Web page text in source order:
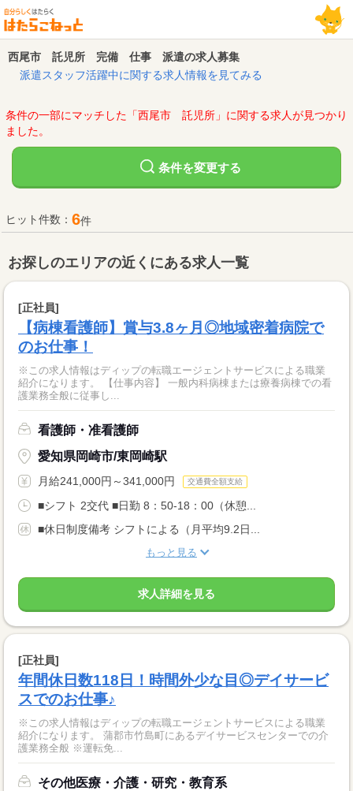
西尾市 託児所 完備 仕事 派遣の求人募集
派遣スタッフ活躍中に関する求人情報を見てみる
条件の一部にマッチした「西尾市 託児所」に関する求人が見つかり
ました。
条件を変更する
ヒット件数： 6件
お探しのエリアの近くにある求人一覧
[正社員]
【病棟看護師】賞与3.8ヶ月◎地域密着病院で
のお仕事！
※この求人情報はディップの転職エージェントサービスによる職業
紹介になります。 【仕事内容】 一般内科病棟または療養病棟での看
護業務全般に従事し...
看護師・准看護師
愛知県岡崎市/東岡崎駅
月給241,000円～341,000円 交通費全額支給
■シフト 2交代 ■日勤 8：50-18：00（休憩...
■休日制度備考 シフトによる（月平均9.2日...
もっと見る
求人詳細を見る
[正社員]
年間休日数118日！時間外少な目◎デイサービ
スでのお仕事♪
※この求人情報はディップの転職エージェントサービスによる職業
紹介になります。 蒲郡市竹島町にあるデイサービスセンターでの介
護業務全般 ※運転免...
その他医療・介護・研究・教育系